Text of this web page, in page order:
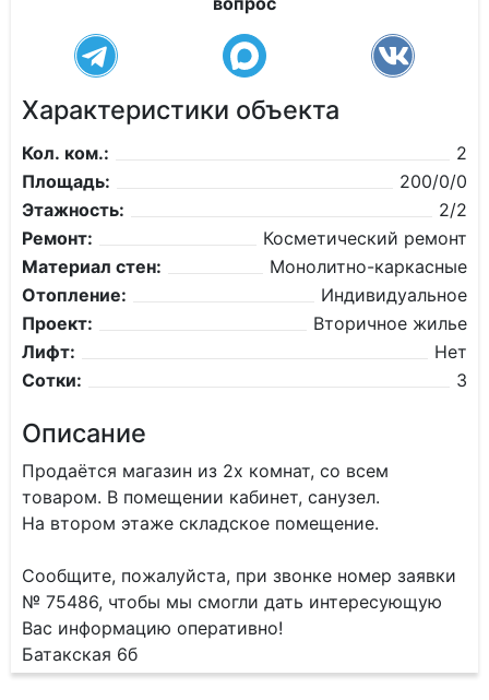
Характеристики объекта
Кол. ком.:
2
Площадь:
200/0/0
Этажность:
2/2
Ремонт:
Косметический ремонт
Материал стен:
Монолитно-каркасные
Отопление:
Индивидуальное
Проект:
Вторичное жилье
Лифт:
Нет
Сотки:
3
Описание
Продаётся магазин из 2х комнат, со всем
товаром. В помещении кабинет, санузел.
На втором этаже складское помещение.
Сообщите, пожалуйста, при звонке номер заявки
№ 75486, чтобы мы смогли дать интересующую
Вас информацию оперативно!
Батакская 6б